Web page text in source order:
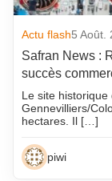
Actu flash5 Août.
Safran News :
succès
Le site historique
Gennevilliers/
hectares. Il […]
piwi